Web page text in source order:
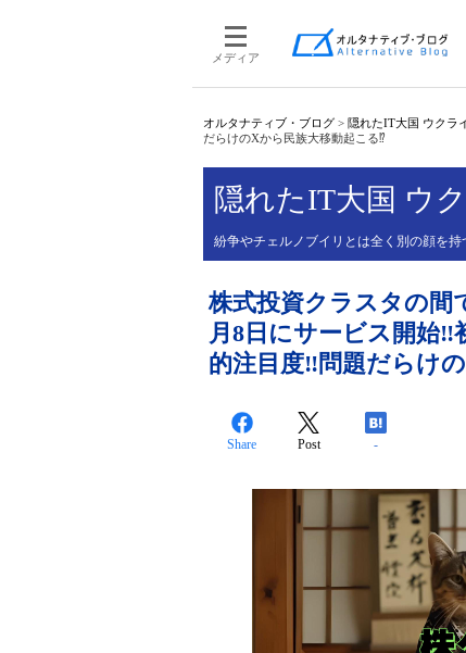
メディア
オルタナティブ・ブログ > 隠れたIT大国 ウクラ
だらけのXから民族大移動起こる⁉️
隠れたIT大国 ウ
紛争やチェルノブイリとは全く別の顔を
株式投資クラスタの間
月8日にサービス開始‼️
的注目度‼️問題だらけ
Share Post -